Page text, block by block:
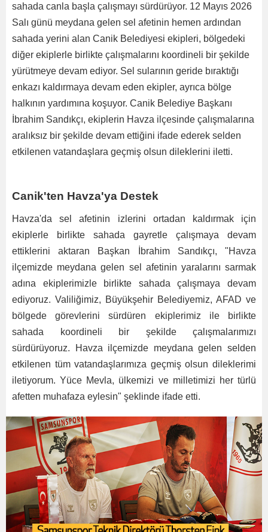
sahada canla başla çalışmayı sürdürüyor. 12 Mayıs 2026
Salı günü meydana gelen sel afetinin hemen ardından
sahada yerini alan Canik Belediyesi ekipleri, bölgedeki
diğer ekiplerle birlikte çalışmalarını koordineli bir şekilde
yürütmeye devam ediyor. Sel sularının geride bıraktığı
enkazı kaldırmaya devam eden ekipler, ayrıca bölge
halkının yardımına koşuyor. Canik Belediye Başkanı
İbrahim Sandıkçı, ekiplerin Havza ilçesinde çalışmalarına
aralıksız bir şekilde devam ettiğini ifade ederek selden
etkilenen vatandaşlara geçmiş olsun dileklerini iletti.
Canik'ten Havza'ya Destek
Havza'da sel afetinin izlerini ortadan kaldırmak için
ekiplerle birlikte sahada gayretle çalışmaya devam
ettiklerini aktaran Başkan İbrahim Sandıkçı, "Havza
ilçemizde meydana gelen sel afetinin yaralarını sarmak
adına ekiplerimizle birlikte sahada çalışmaya devam
ediyoruz. Valiliğimiz, Büyükşehir Belediyemiz, AFAD ve
bölgede görevlerini sürdüren ekiplerimiz ile birlikte
sahada koordineli bir şekilde çalışmalarımızı
sürdürüyoruz. Havza ilçemizde meydana gelen selden
etkilenen tüm vatandaşlarımıza geçmiş olsun dileklerimi
iletiyorum. Yüce Mevla, ülkemizi ve milletimizi her türlü
afetten muhafaza eylesin" şeklinde ifade etti.